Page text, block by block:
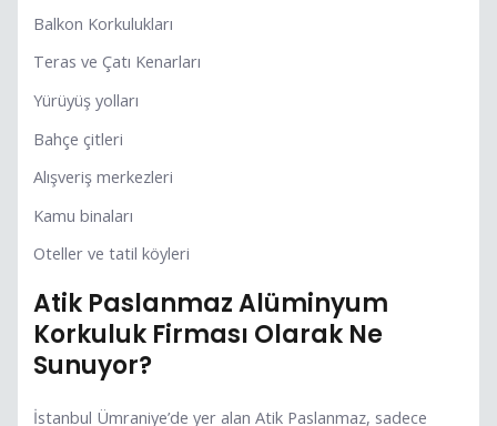
Balkon Korkulukları
Teras ve Çatı Kenarları
Yürüyüş yolları
Bahçe çitleri
Alışveriş merkezleri
Kamu binaları
Oteller ve tatil köyleri
Atik Paslanmaz Alüminyum
Korkuluk Firması Olarak Ne
Sunuyor?
İstanbul Ümraniye’de yer alan Atik Paslanmaz, sadece